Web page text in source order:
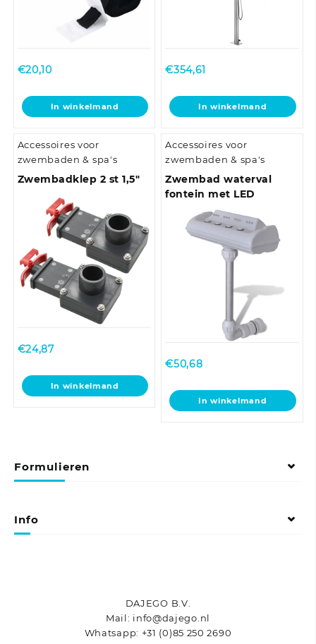
€20,10
In winkelmand
€354,61
In winkelmand
Accessoires voor
zwembaden & spa's
Zwembadklep 2 st 1,5″
€24,87
In winkelmand
Accessoires voor
zwembaden & spa's
Zwembad waterval
fontein met LED
€50,68
In winkelmand
Formulieren
Info
DAJEGO B.V.
Mail: info@dajego.nl
Whatsapp: +31 (0)85 250 2690